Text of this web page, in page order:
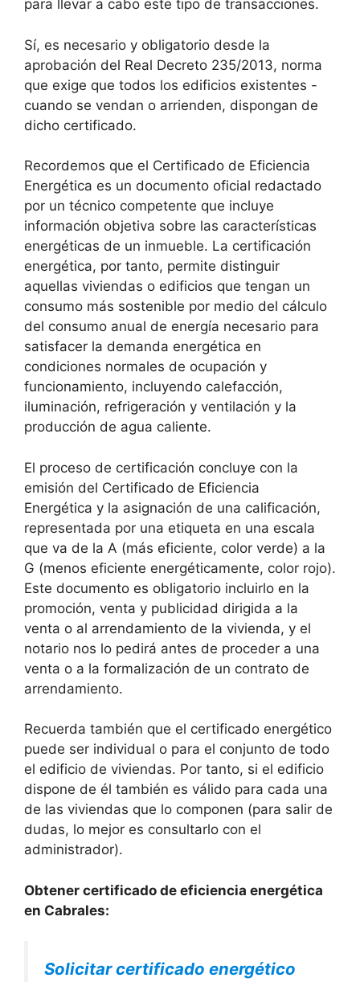
para llevar a cabo este tipo de transacciones.
Sí, es necesario y obligatorio desde la
aprobación del Real Decreto 235/2013, norma
que exige que todos los edificios existentes -
cuando se vendan o arrienden, dispongan de
dicho certificado.
Recordemos que el Certificado de Eficiencia
Energética es un documento oficial redactado
por un técnico competente que incluye
información objetiva sobre las características
energéticas de un inmueble. La certificación
energética, por tanto, permite distinguir
aquellas viviendas o edificios que tengan un
consumo más sostenible por medio del cálculo
del consumo anual de energía necesario para
satisfacer la demanda energética en
condiciones normales de ocupación y
funcionamiento, incluyendo calefacción,
iluminación, refrigeración y ventilación y la
producción de agua caliente.
El proceso de certificación concluye con la
emisión del Certificado de Eficiencia
Energética y la asignación de una calificación,
representada por una etiqueta en una escala
que va de la A (más eficiente, color verde) a la
G (menos eficiente energéticamente, color rojo).
Este documento es obligatorio incluirlo en la
promoción, venta y publicidad dirigida a la
venta o al arrendamiento de la vivienda, y el
notario nos lo pedirá antes de proceder a una
venta o a la formalización de un contrato de
arrendamiento.
Recuerda también que el certificado energético
puede ser individual o para el conjunto de todo
el edificio de viviendas. Por tanto, si el edificio
dispone de él también es válido para cada una
de las viviendas que lo componen (para salir de
dudas, lo mejor es consultarlo con el
administrador).
Obtener certificado de eficiencia energética
en Cabrales:
Solicitar certificado energético